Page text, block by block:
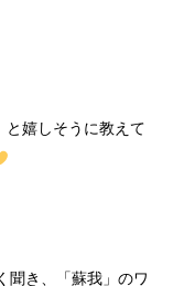
と嬉しそうに教えて
聞き、「蘇我」のワ